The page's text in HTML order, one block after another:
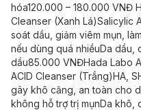
hóa120.000 – 180.000 VNĐ
Cleanser (Xanh Lá)Salicylic
soát dầu, giảm viêm mụn,
nếu dùng quá nhiềuDa dầu,
dầu85.000 VNĐHada Labo
ACID Cleanser (Trắng)HA,
gây khô căng, an toàn cho
không hỗ trợ trị mụnDa khô,